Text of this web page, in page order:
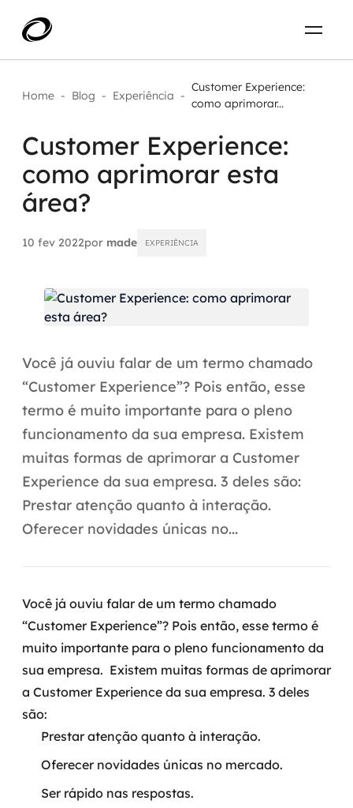
Aplicar IA com impacto real
AI / Machine Learning
IA Generativa
Aceleradores de IA
Automação inteligente
Integração de IA
RPA e hiperautomação
AI Day
Transformar dados em decisão
Data Analytics
Data Platforms
Business Intelligence
Data Lakes & Warehouses
Modernização de aplicações
Desenvolvimento web e mobile
Projetos
Home - Blog - Experiência -
Customer Experience:
como aprimorar...
Customer Experience:
como aprimorar esta
área?
10 fev 2022por made EXPERIÊNCIA
Você já ouviu falar de um termo chamado
“Customer Experience”? Pois então, esse
termo é muito importante para o pleno
funcionamento da sua empresa. Existem
muitas formas de aprimorar a Customer
Experience da sua empresa. 3 deles são:
Prestar atenção quanto à interação.
Oferecer novidades únicas no...
Você já ouviu falar de um termo chamado
“Customer Experience”? Pois então, esse termo é
muito importante para o pleno funcionamento da
sua empresa. Existem muitas formas de aprimorar
a Customer Experience da sua empresa. 3 deles
são:
Prestar atenção quanto à interação.
Oferecer novidades únicas no mercado.
Ser rápido nas respostas.